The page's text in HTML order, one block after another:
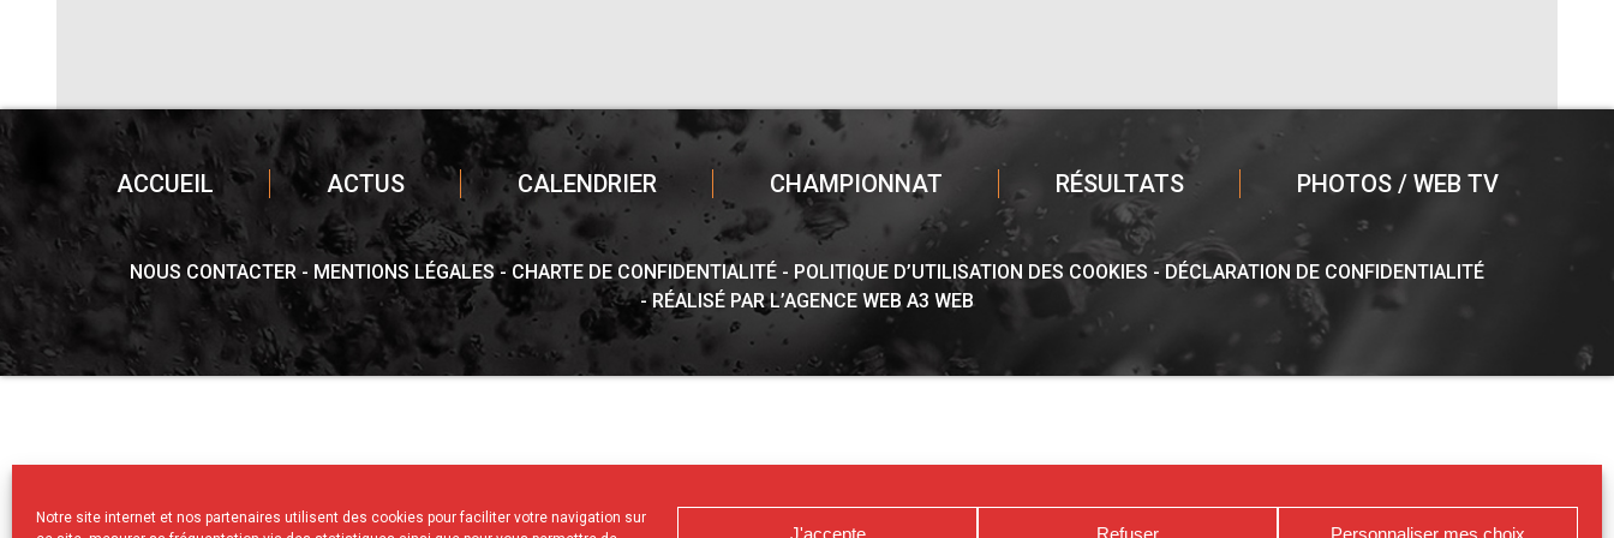
Notre site internet et nos partenaires utilisent des cookies pour faciliter votre navigation sur
J'accepte Refuser Personnaliser mes choix
ACCUEIL ACTUS CALENDRIER CHAMPIONNAT RÉSULTATS PHOTOS / WEB TV
NOUS CONTACTER MENTIONS LÉGALES CHARTE DE CONFIDENTIALITÉ POLITIQUE D’UTILISATION DES COOKIES
DÉCLARATION DE CONFIDENTIALITÉ
RÉALISÉ PAR L’AGENCE WEB A3 WEB